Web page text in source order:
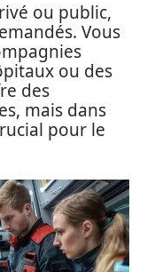
ou public,
Vous
ou des
des
mais dans
pour le